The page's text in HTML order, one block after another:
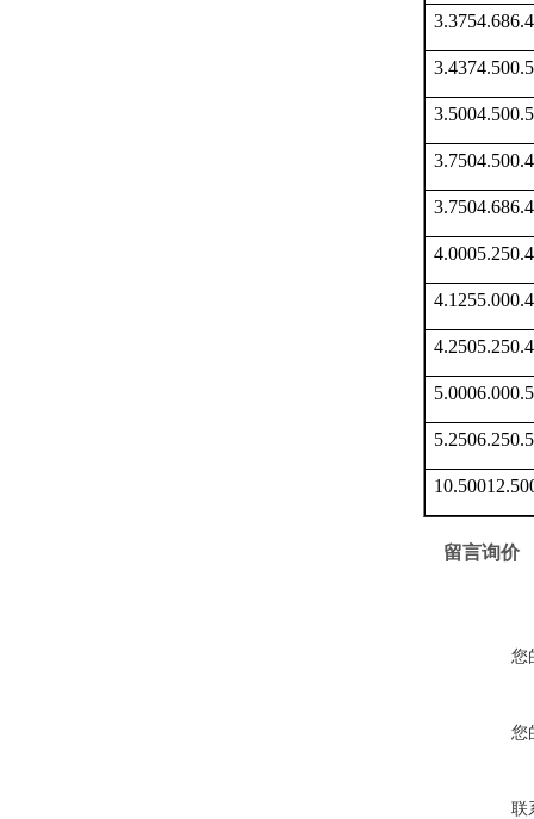
留言询价
您
您
联